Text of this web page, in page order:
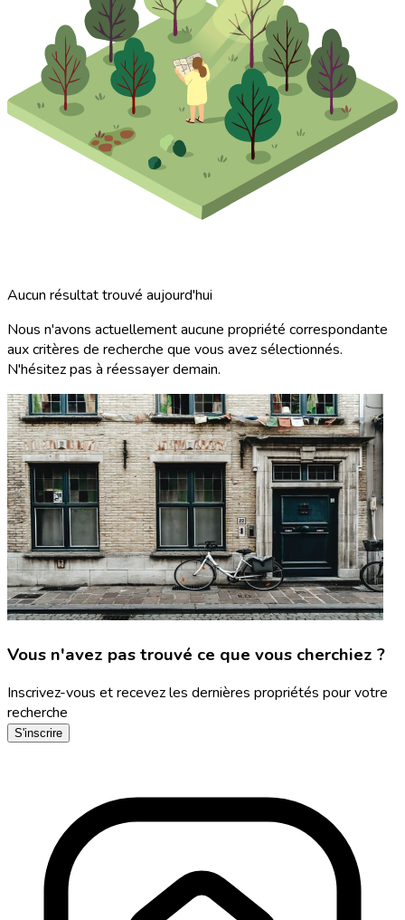
Aucun résultat trouvé aujourd'hui
Nous n'avons actuellement aucune propriété correspondante
aux critères de recherche que vous avez sélectionnés.
N'hésitez pas à réessayer demain.
Vous n'avez pas trouvé ce que vous cherchiez ?
Inscrivez-vous et recevez les dernières propriétés pour votre
recherche
S'inscrire